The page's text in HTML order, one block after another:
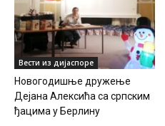
Вести из дијаспоре
Новогодишње дружење
Дејана Алексића са српским
ђацима у Берлину